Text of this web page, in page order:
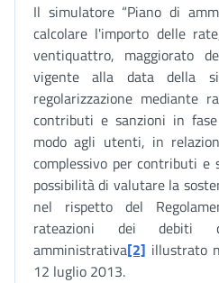
Il simulatore “Piano di
calcolare l'importo delle
ventiquattro, maggiorato
vigente alla data della
regolarizzazione mediante
contributi e sanzioni in
modo agli utenti, in
complessivo per contributi e
possibilità di valutare la
nel rispetto del
rateazioni dei debiti
amministrativa[2] illustrato
12 luglio 2013.